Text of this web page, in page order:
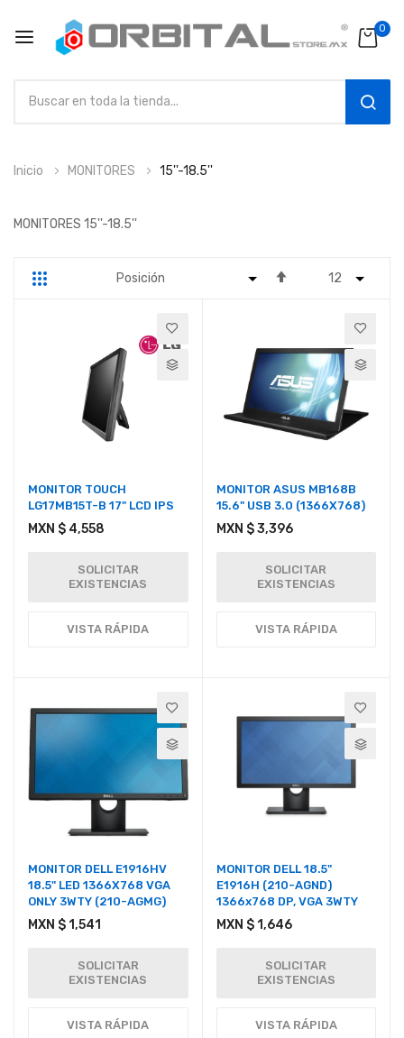
0
alInicio MONITORES 15''-18.5''
MONITORES 15''-18.5''
Parrilla
MONITOR TOUCH
LG17MB15T-B 17" LCD IPS
MXN $ 4,558
SOLICITAR
EXISTENCIAS
VISTA RÁPIDA
MONITOR ASUS MB168B
15.6" USB 3.0 (1366X768)
MXN $ 3,396
SOLICITAR
EXISTENCIAS
VISTA RÁPIDA
MONITOR DELL E1916HV
18.5" LED 1366X768 VGA
ONLY 3WTY (210-AGMG)
MXN $ 1,541
SOLICITAR
EXISTENCIAS
VISTA RÁPIDA
MONITOR DELL 18.5"
E1916H (210-AGND)
1366x768 DP, VGA 3WTY
MXN $ 1,646
SOLICITAR
EXISTENCIAS
VISTA RÁPIDA